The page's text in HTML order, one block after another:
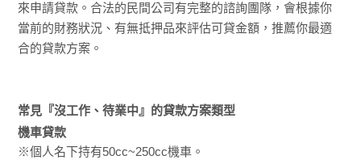
來申請貸款。合法的民間公司有完整的諮詢團隊，會根據你
當前的財務狀況、有無抵押品來評估可貸金額，推薦你最適
合的貸款方案。
常見『沒工作、待業中』的貸款方案類型
機車貸款
※個人名下持有50cc~250cc機車。